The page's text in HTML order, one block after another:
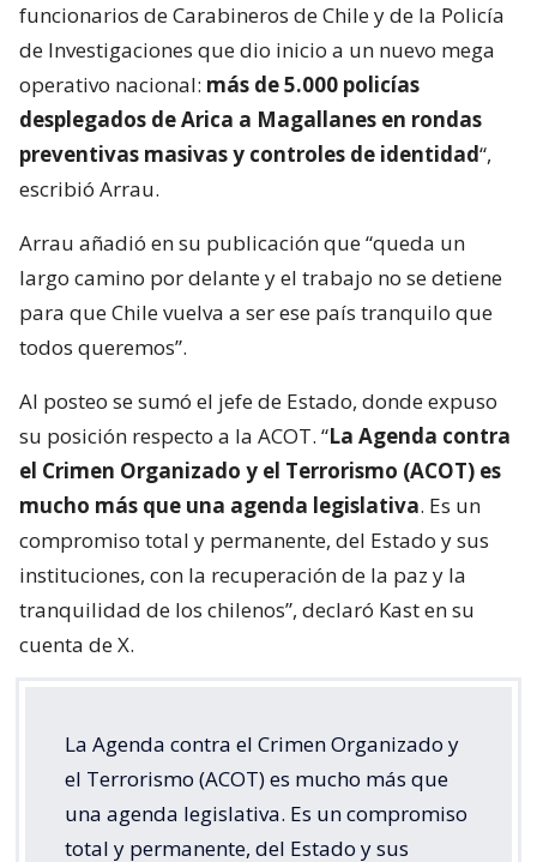
funcionarios de Carabineros de Chile y de la Policía
de Investigaciones que dio inicio a un nuevo mega
operativo nacional: más de 5.000 policías
desplegados de Arica a Magallanes en rondas
preventivas masivas y controles de identidad“,
escribió Arrau.
Arrau añadió en su publicación que “queda un
largo camino por delante y el trabajo no se detiene
para que Chile vuelva a ser ese país tranquilo que
todos queremos”.
Al posteo se sumó el jefe de Estado, donde expuso
su posición respecto a la ACOT. “La Agenda contra
el Crimen Organizado y el Terrorismo (ACOT) es
mucho más que una agenda legislativa. Es un
compromiso total y permanente, del Estado y sus
instituciones, con la recuperación de la paz y la
tranquilidad de los chilenos”, declaró Kast en su
cuenta de X.
La Agenda contra el Crimen Organizado y
el Terrorismo (ACOT) es mucho más que
una agenda legislativa. Es un compromiso
total y permanente, del Estado y sus